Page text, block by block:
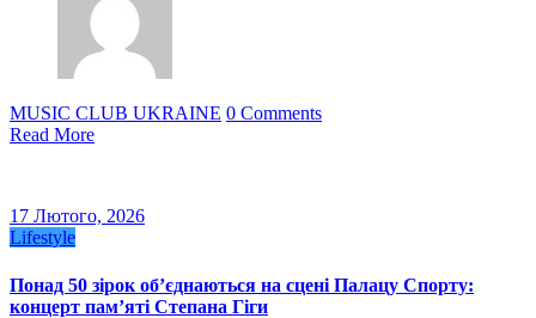
MUSIC CLUB UKRAINE 0 Comments
Read More
17 Лютого, 2026
Lifestyle
Понад 50 зірок об’єднаються на сцені Палацу Спорту:
концерт пам’яті Степана Гіги